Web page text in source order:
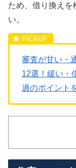
ため、借り換えを
い。
審査が甘い・
12選！緩い・
過のポイント